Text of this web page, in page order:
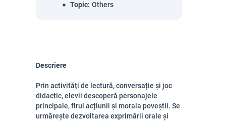
Topic: Others
Descriere
Prin activități de lectură, conversație și joc
didactic, elevii descoperă personajele
principale, firul acțiunii și morala poveștii. Se
urmărește dezvoltarea exprimării orale și